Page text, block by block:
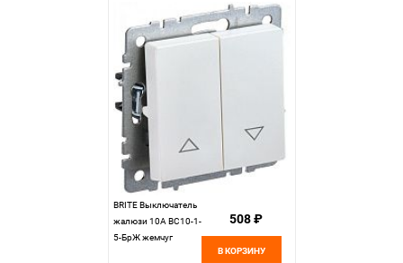
BRITE Выключатель
жалюзи 10А ВС10-1-
5-БрЖ жемчуг
508 ₽
В КОРЗИНУ